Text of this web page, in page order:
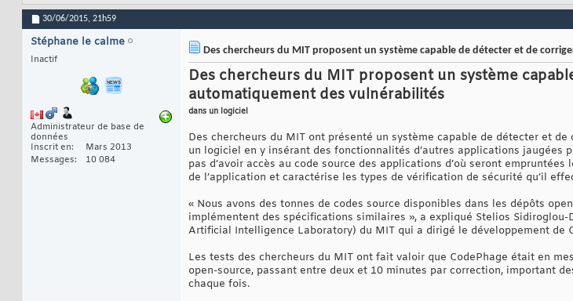
30/06/2015, 21h59
Stéphane le calme
Inactif
Administrateur de base de
données
Inscrit en
Mars 2013
Messages
10 084
Des chercheurs du MIT proposent un système capable de détecter et de
Des chercheurs du MIT proposent un système
automatiquement des vulnérabilités
dans un logiciel
Des chercheurs du MIT ont présenté un système capable de détecter et
un logiciel en y insérant des fonctionnalités d’autres applications jaugées
pas d’avoir accès au code source des applications d’où seront
de l’application et caractérise les types de vérification de sécurité qu’il
« Nous avons des tonnes de codes source disponibles dans les dépôts
implémentent des spécifications similaires », a expliqué Stelios Sidiroglou-
Artificial Intelligence Laboratory) du MIT qui a dirigé le développement de
Les tests des chercheurs du MIT ont fait valoir que CodePhage était en
open-source, passant entre deux et 10 minutes par correction, important
chaque fois.